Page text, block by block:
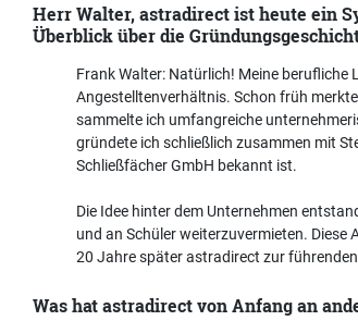
Herr Walter, astradirect ist heute ein
Überblick über die
Frank Walter: Natürlich! Meine
Angestelltenverhältnis. Schon früh
sammelte ich umfangreiche
gründete ich schließlich zusammen mit
Schließfächer GmbH bekannt ist.
Die Idee hinter dem Unternehmen
und an Schüler weiterzuvermieten.
20 Jahre später astradirect zur
Was hat astradirect von Anfang an